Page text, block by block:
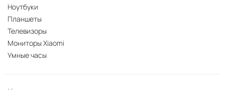
Ноутбуки
Планшеты
Телевизоры
Мониторы Xiaomi
Умные часы